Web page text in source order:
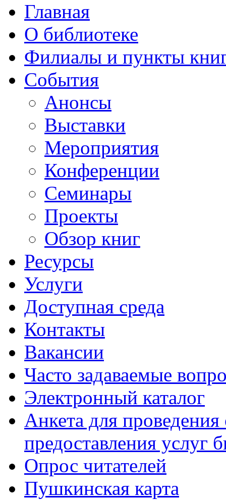
Главная
О библиотеке
Филиалы и пункты
События
Анонсы
Выставки
Мероприятия
Конференции
Семинары
Проекты
Обзор книг
Ресурсы
Услуги
Доступная среда
Контакты
Вакансии
Часто задаваемые
Электронный каталог
Анкета для проведения
предоставления услуг
Опрос читателей
Пушкинская карта